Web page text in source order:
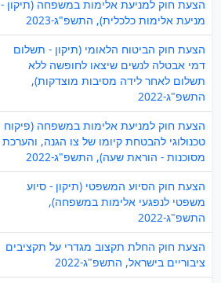
הצעת חוק למניעת אלימות במשפחה (תיקון -
מניעת אלימות כלכלית), התשפ"ג-2023
הצעת חוק הביטוח הלאומי (תיקון - תשלום
דמי אבטלה לנשים שיצאו לחופשה ללא
תשלום לאחר לידה מסיבות מוצדקות),
התשפ"ג-2022
הצעת חוק למניעת אלימות במשפחה (פיקוח
טכנולוגי להבטחת קיומו של צו הגנה, והערכת
מסוכנות - הוראת שעה), התשפ"ג-2022
הצעת חוק הסיוע המשפטי (תיקון - סיוע
משפטי לנפגעי אלימות במשפחה),
התשפ"ג-2022
הצעת חוק החלת תקצוב מגדרי על תקציבים
ציבוריים בישראל, התשפ"ג-2022